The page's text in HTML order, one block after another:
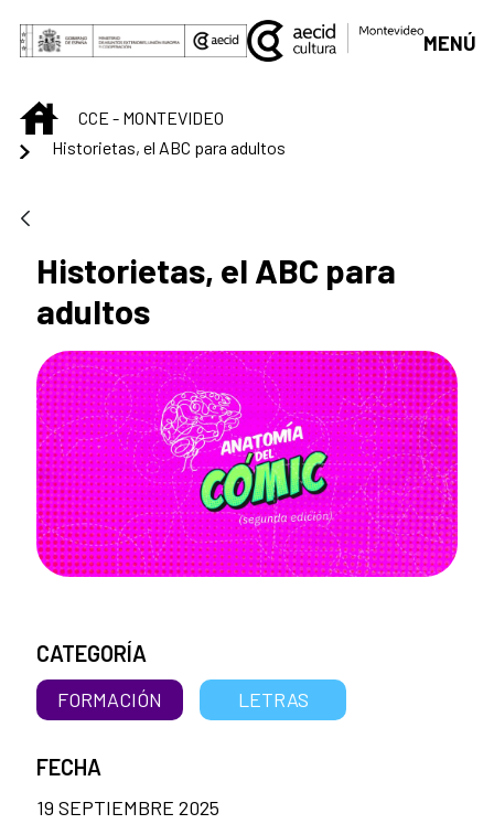
Saltar al contenido principal
MENÚ
INICIOCCE - MONTEVIDEO
Historietas, el ABC para adultos
Historietas, el ABC para
adultos
CATEGORÍA
FORMACIÓN LETRAS
FECHA
19 SEPTIEMBRE 2025